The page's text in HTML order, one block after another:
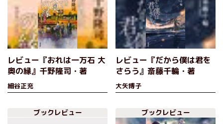
レビュー『おれは一万石 大
奥の縁』千野隆司・著
細谷正充
レビュー『だから僕は君を
さらう』斎藤千輪・著
大矢博子
ブックレビュー ブックレビュー